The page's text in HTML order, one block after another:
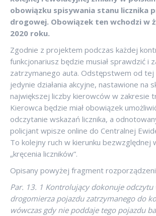
obowiązku spisywania stanu licznika
drogowej. Obowiązek ten wchodzi w
2020 roku.
Zgodnie z projektem podczas każdej
funkcjonariusz będzie musiał sprawdzić i
zatrzymanego auta. Odstępstwem od tej
jedynie działania akcyjne, nastawione na
największej liczby kierowców w zakresie
Kierowca będzie miał obowiązek
odczytanie wskazań licznika, a
policjant wpisze online do Centralnej
To kolejny ruch w kierunku bezwzględnej
„kręcenia liczników”.
Opisany powyżej fragment
Par. 13. 1 Kontrolujący dokonuje odczytu
drogomierza pojazdu zatrzymanego do
wówczas gdy nie poddaje tego pojazdu